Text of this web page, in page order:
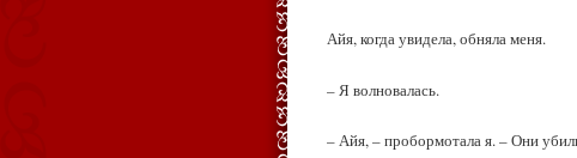
Айя, когда увидела, обняла меня.
– Я волновалась.
– Айя, – пробормотала я. – Они